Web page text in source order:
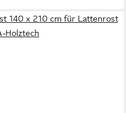
140 x 210 cm für Lattenrost
Holztech